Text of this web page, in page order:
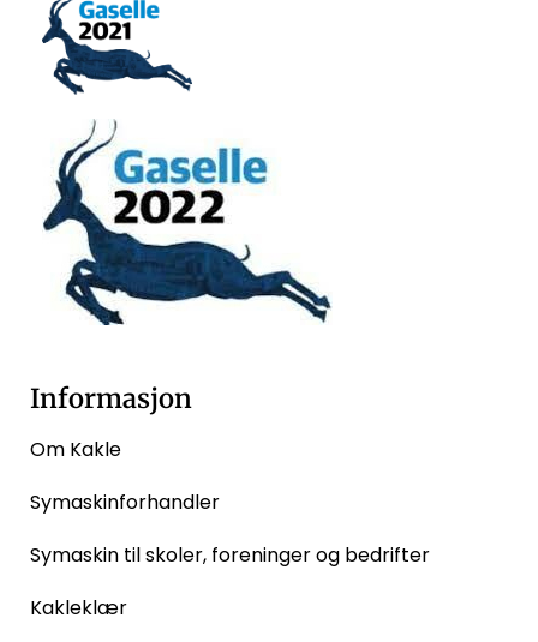
Informasjon
Om Kakle
Symaskinforhandler
Symaskin til skoler, foreninger og bedrifter
Kakleklær